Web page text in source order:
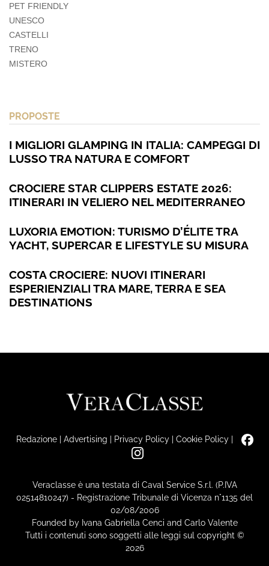
PET FRIENDLY
UNESCO
CASTELLI
TRENO
MISTERO
PROPOSTE
I MIGLIORI GLAMPING IN ITALIA: CAMPEGGI DI
LUSSO TRA NATURA E COMFORT
CROCIERE STAR CLIPPERS ESTATE 2026:
ITINERARI IN VELIERO NEL MEDITERRANEO
LUXORIA EMOTION: TURISMO D’ÉLITE TRA
YACHT, SUPERCAR E LIFESTYLE SU MISURA
COSTA CROCIERE: NUOVI ITINERARI
ESPERIENZIALI TRA MARE, TERRA E SEA
DESTINATIONS
Redazione| Advertising | Privacy Policy| Cookie Policy|
Veraclasse è una testata di Caval Service S.r.l. (P.IVA
02514810247) - Registrazione Tribunale di Vicenza n°1135 del
02/08/2006
Founded by Ivana Gabriella Cenci and Carlo Valente
Tutti i contenuti sono soggetti alle leggi sul copyright ©
2026